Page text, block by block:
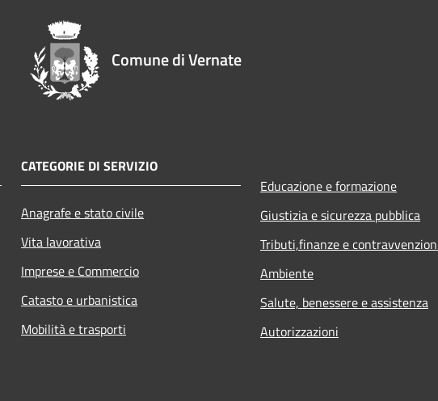
Comune di Vernate
CATEGORIE DI SERVIZIO
Anagrafe e stato civile
Vita lavorativa
Imprese e Commercio
Catasto e urbanistica
Mobilità e trasporti
Educazione e formazione
Giustizia e sicurezza pubblica
Tributi,finanze e
Ambiente
Salute, benessere e assistenza
Autorizzazioni